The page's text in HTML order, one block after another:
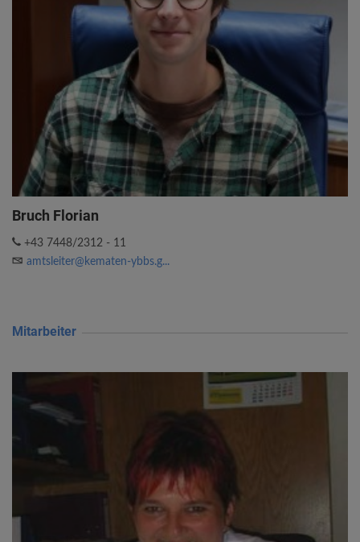
Bruch Florian
+43 7448/2312 - 11
amtsleiter@kematen-ybbs.g...
Mitarbeiter